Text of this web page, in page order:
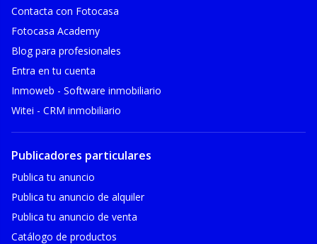
Contacta con Fotocasa
Fotocasa Academy
Blog para profesionales
Entra en tu cuenta
Inmoweb - Software inmobiliario
Witei - CRM inmobiliario
Publicadores particulares
Publica tu anuncio
Publica tu anuncio de alquiler
Publica tu anuncio de venta
Catálogo de productos